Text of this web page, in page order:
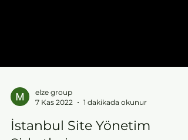
7 Kas 2022
1 dakikada okunur